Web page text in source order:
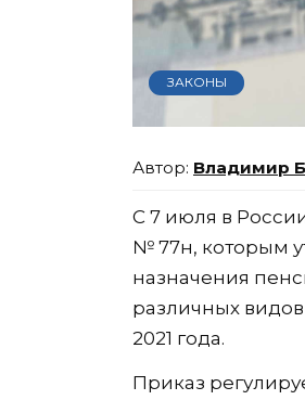
ЗАКОНЫ
Владимир
С 7 июля в
№ 77н, которым
назначения
различных
2021 года.
Приказ